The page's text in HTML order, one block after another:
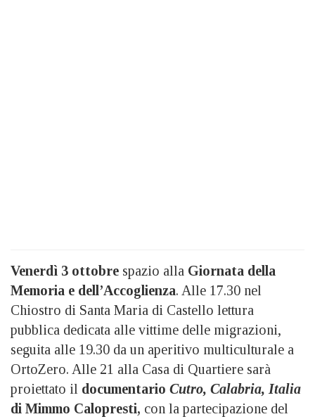
Venerdì 3 ottobre spazio alla Giornata della
Memoria e dell’Accoglienza. Alle 17.30 nel
Chiostro di Santa Maria di Castello lettura
pubblica dedicata alle vittime delle migrazioni,
seguita alle 19.30 da un aperitivo multiculturale a
OrtoZero. Alle 21 alla Casa di Quartiere sarà
proiettato il documentario Cutro, Calabria, Italia
di Mimmo Calopresti, con la partecipazione del